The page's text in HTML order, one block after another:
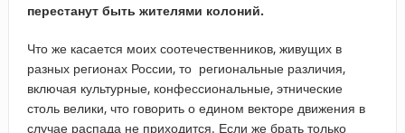
перестанут быть жителями колоний.
Что же касается моих соотечественников, живущих в
разных регионах России, то региональные различия,
включая культурные, конфессиональные, этнические
столь велики, что говорить о едином векторе движения в
случае распада не приходится. Если же брать только